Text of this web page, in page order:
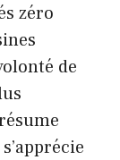
zéro
de